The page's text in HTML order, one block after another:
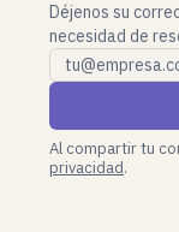
Déjenos su
necesidad de
Correo
Al compartir tu
privacidad.